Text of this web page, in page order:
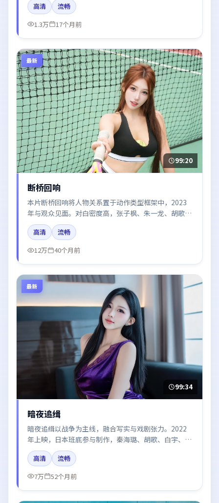
影。
高清
流畅
1.3万
17个月前
最新
99:20
断桥回响
本片断桥回响将人物关系置于动作类型框架中，2023
年与观众见面。对白密度高，张子枫、朱一龙、胡歌、
沈腾、赵丽颖的台词节奏值得关注；整体气质偏中国香
港都市与冷色调摄影。
高清
流畅
12万
40个月前
最新
99:34
暗夜追缉
暗夜追缉以战争为主线，融合写实与戏剧张力。2022
年上映，日本班底参与制作，秦海璐、胡歌、白宇、雷
佳音、河正宇在片中呈现细腻表演，影像风格统一，配
乐与剪辑强化了情绪曲线。
高清
流畅
7万
52个月前